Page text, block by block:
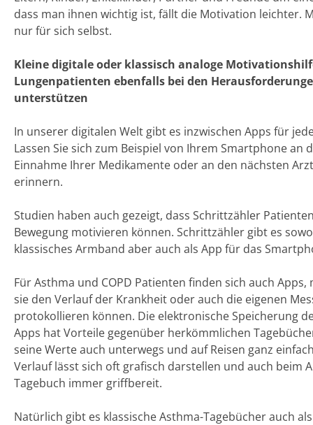
dass man ihnen wichtig ist, fällt die Motivation leichter.
nur für sich selbst.
Kleine digitale oder klassisch analoge
Lungenpatienten ebenfalls bei den
unterstützen
In unserer digitalen Welt gibt es inzwischen Apps für
Lassen Sie sich zum Beispiel von Ihrem Smartphone an
Einnahme Ihrer Medikamente oder an den nächsten
erinnern.
Studien haben auch gezeigt, dass Schrittzähler
Bewegung motivieren können. Schrittzähler gibt es
klassisches Armband aber auch als App für das
Für Asthma und COPD Patienten finden sich auch
sie den Verlauf der Krankheit oder auch die eigenen
protokollieren können. Die elektronische Speicherung
Apps hat Vorteile gegenüber herkömmlichen
seine Werte auch unterwegs und auf Reisen ganz
Verlauf lässt sich oft grafisch darstellen und auch beim
Tagebuch immer griffbereit.
Natürlich gibt es klassische Asthma-Tagebücher auch